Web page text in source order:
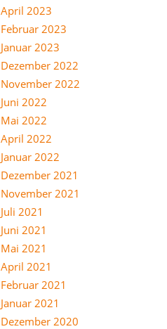
April 2023
Februar 2023
Januar 2023
Dezember 2022
November 2022
Juni 2022
Mai 2022
April 2022
Januar 2022
Dezember 2021
November 2021
Juli 2021
Juni 2021
Mai 2021
April 2021
Februar 2021
Januar 2021
Dezember 2020